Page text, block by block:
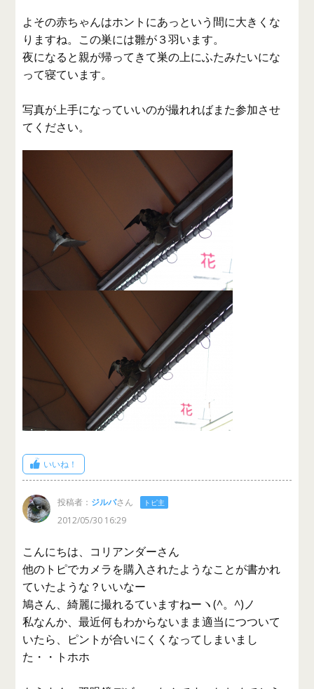
よその赤ちゃんはホントにあっという間に大きくな
りますね。この巣には雛が３羽います。
夜になると親が帰ってきて巣の上にふたみたいにな
って寝ています。
写真が上手になっていいのが撮れればまた参加させ
てください。
いいね！
投稿者： ジルバさん トピ主
2012/05/30 16:29
こんにちは、コリアンダーさん
他のトピでカメラを購入されたようなことが書かれ
ていたような？いいなー
鳩さん、綺麗に撮れるていますねーヽ(^。^)ノ
私なんか、最近何もわからないまま適当につついて
いたら、ピントが合いにくくなってしまいまし
た・・トホホ